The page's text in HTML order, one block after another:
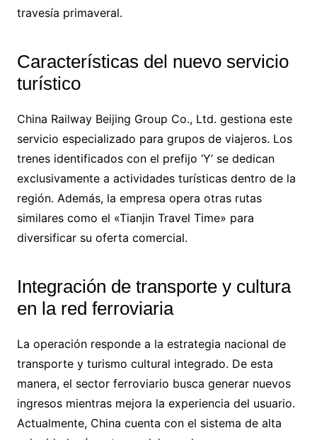
travesía primaveral.
Características del nuevo servicio
turístico
China Railway Beijing Group Co., Ltd. gestiona este
servicio especializado para grupos de viajeros. Los
trenes identificados con el prefijo ‘Y’ se dedican
exclusivamente a actividades turísticas dentro de la
región. Además, la empresa opera otras rutas
similares como el «Tianjin Travel Time» para
diversificar su oferta comercial.
Integración de transporte y cultura
en la red ferroviaria
La operación responde a la estrategia nacional de
transporte y turismo cultural integrado. De esta
manera, el sector ferroviario busca generar nuevos
ingresos mientras mejora la experiencia del usuario.
Actualmente, China cuenta con el sistema de alta